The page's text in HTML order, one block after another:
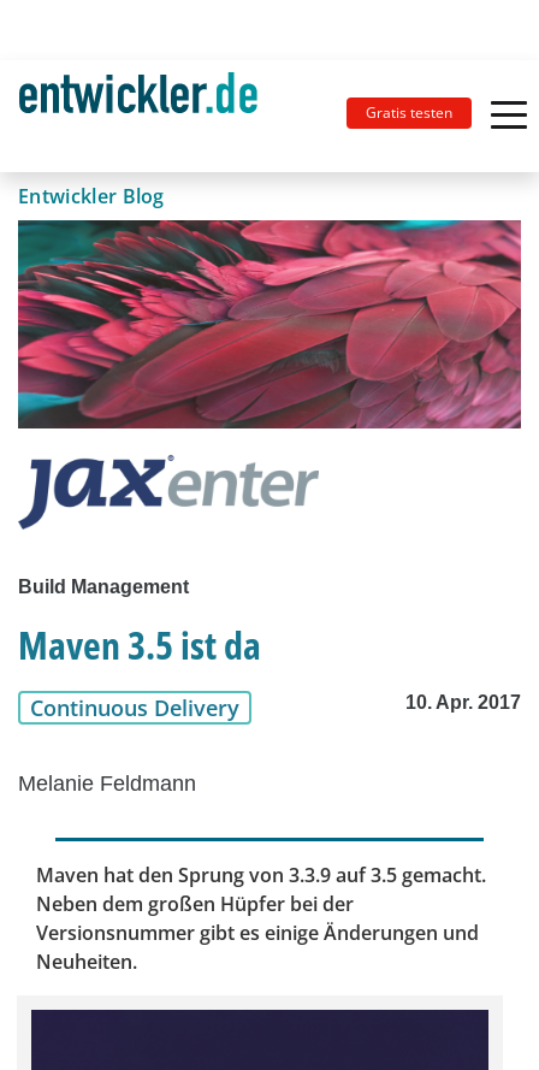
Gratis testen
Entwickler Blog
Build Management
Maven 3.5 ist da
Continuous Delivery 10. Apr. 2017
Melanie Feldmann
Maven hat den Sprung von 3.3.9 auf 3.5 gemacht.
Neben dem großen Hüpfer bei der
Versionsnummer gibt es einige Änderungen und
Neuheiten.